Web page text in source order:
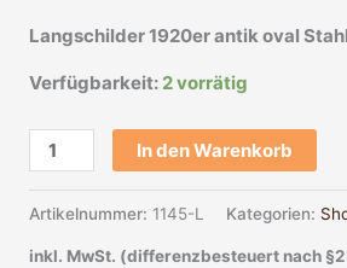
Langschilder 1920er antik oval
Verfügbarkeit: 2 vorrätig
mm
In den Warenkorb
Artikelnummer: 1145-L Kategorien:
inkl. MwSt. (differenzbesteuert nach